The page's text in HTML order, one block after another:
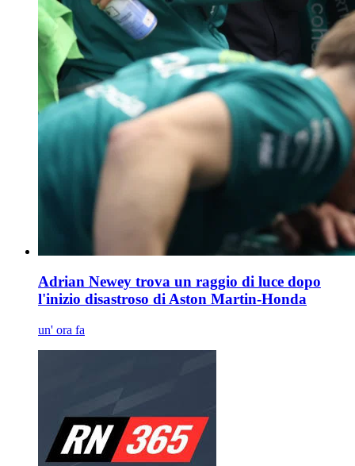
Adrian Newey trova un raggio di luce dopo
l'inizio disastroso di Aston Martin-Honda
un' ora fa